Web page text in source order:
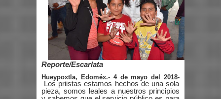
Reporte/Escarlata
Hueypoxtla, Edoméx.- 4 de mayo del 2018-
Los priistas estamos hechos de una sola
pieza, somos leales a nuestros principios